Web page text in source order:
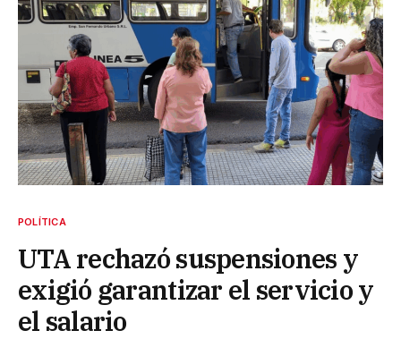
POLÍTICA
UTA rechazó suspensiones y
exigió garantizar el servicio y
el salario